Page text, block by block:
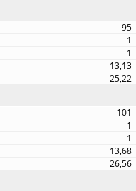
95
1
1
13,13
25,22
101
1
1
13,68
26,56